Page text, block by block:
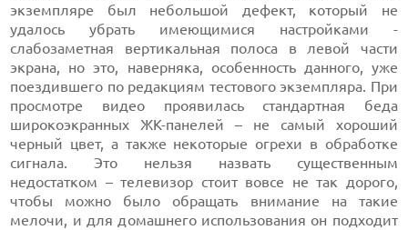
экземпляре был небольшой дефект, который не
удалось убрать имеющимися настройками -
слабозаметная вертикальная полоса в левой части
экрана, но это, наверняка, особенность данного, уже
поездившего по редакциям тестового экземпляра. При
просмотре видео проявилась стандартная беда
широкоэкранных ЖК-панелей – не самый хороший
черный цвет, а также некоторые огрехи в обработке
сигнала. Это нельзя назвать существенным
недостатком – телевизор стоит вовсе не так дорого,
чтобы можно было обращать внимание на такие
мелочи, и для домашнего использования он подходит